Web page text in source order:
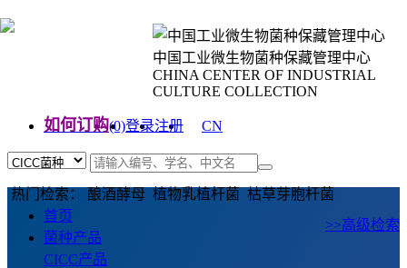
中国工业微生物菌种保藏管理中心
CHINA CENTER OF INDUSTRIAL
CULTURE COLLECTION
如何订购(0)登录注册
CN
热门检索： 酿酒酵母 植物乳植杆菌 枯草芽胞杆菌
>>高级检索
首页
菌种产品
CICC产品